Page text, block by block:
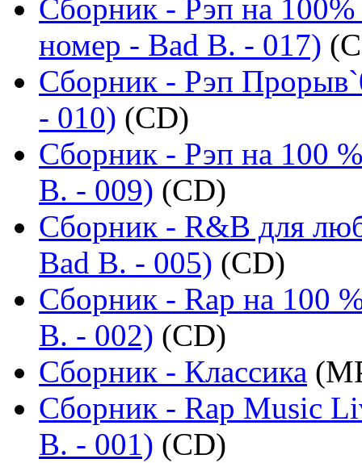
Сборник - Рэп на
номер - Bad B. - 017)
Сборник - Рэп
- 010) (CD)
Сборник - Рэп на 100
B. - 009) (CD)
Сборник - R&B для
Bad B. - 005) (CD)
Сборник - Rap на 100
B. - 002) (CD)
Сборник - Классика
Сборник - Rap Music
B. - 001) (CD)